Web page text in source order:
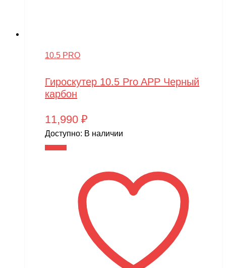
10.5 PRO
Гироскутер 10.5 Pro APP Черный
карбон
11,990 ₽
Доступно: В наличии